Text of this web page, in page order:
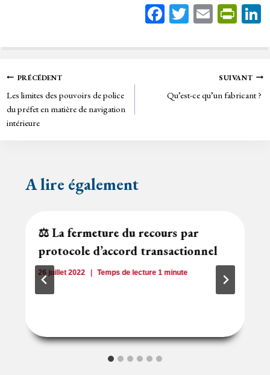
Fa
bo
T
tt
E
ail
Pr
tF
rie
n
Navigation
de
l’article
PRÉCÉDENT
Les limites des pouvoirs de police
du préfet en matière de navigation
intérieure
SUIVANT
Qu’est-ce qu’un fabricant ?
A lire également
⚖️ La fermeture du recours par
protocole d’accord transactionnel
26 juillet 2022 Temps de lecture 1minute